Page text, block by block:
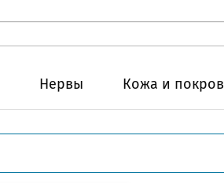
Нервы Кожа и покров